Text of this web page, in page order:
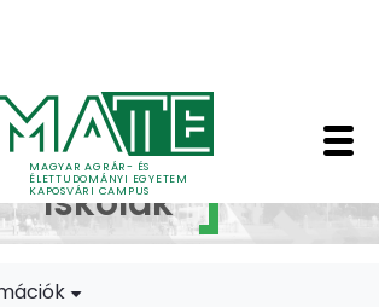
MAGYAR AGRÁR- ÉS
ÉLETTUDOMÁNYI EGYETEM
KAPOSVÁRI CAMPUS
Iskolák -
Doktori
Iskolák